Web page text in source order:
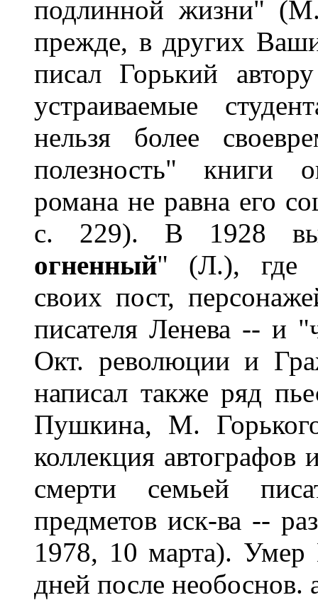
подлинной жизни"
прежде, в других
писал Горький
устраиваемые
нельзя более
полезность" книги
романа не равна его
с. 229). В 1928
огненный" (Л.), где
своих пост,
писателя Ленева -- и
Окт. революции и
написал также ряд
Пушкина, М.
коллекция автографов
смерти семьей
предметов иск-ва --
1978, 10 марта). Умер
дней после необоснов.